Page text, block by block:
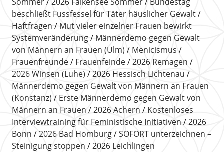
beschließt Fussfessel für Täter häuslicher Gewalt
Haftfragen
Mut vieler einzelner Frauen bewirkt
Systemveränderung
Männerdemo gegen Gewalt
von Männern an Frauen (Ulm)
Menicismus
Frauenfreunde
Frauenfeinde
2026 Remagen
2026 Winsen (Luhe)
2026 Hessisch Lichtenau
Männerdemo gegen Gewalt von Männern an Frauen
(Konstanz)
Erste Männerdemo gegen Gewalt von
Männern an Frauen
2026 Achern
Kostenloses
Interviewtraining für Feministische Initiativen
2026
Bonn
2026 Bad Homburg
SOFORT unterzeichnen –
Steinigung stoppen
2026 Leichlingen